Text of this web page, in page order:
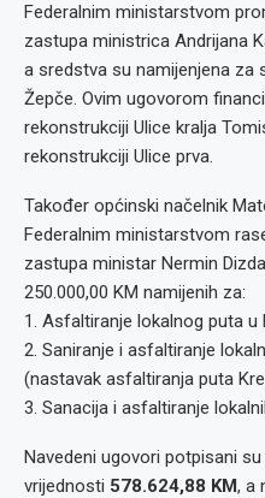
Federalnim ministarstvom
zastupa ministrica Andrijana
a sredstva su namijenjena za
Žepče. Ovim ugovorom
rekonstrukciji Ulice kralja
rekonstrukciji Ulice prva.
Također općinski načelnik
Federalnim ministarstvom
zastupa ministar Nermin
250.000,00 KM namijenih za:
1. Asfaltiranje lokalnog puta
2. Saniranje i asfaltiranje
(nastavak asfaltiranja puta
3. Sanacija i asfaltiranje
Navedeni ugovori potpisani su
vrijednosti 578.624,88 KM, a